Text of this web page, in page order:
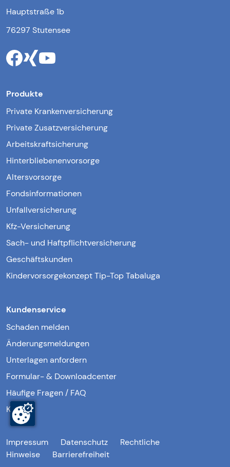
Hauptstraße 1b
76297 Stutensee
Produkte
Private Krankenversicherung
Private Zusatzversicherung
Arbeitskraftsicherung
Hinterbliebenenvorsorge
Altersvorsorge
Fondsinformationen
Unfallversicherung
Kfz-Versicherung
Sach- und Haftpflichtversicherung
Geschäftskunden
Kindervorsorgekonzept Tip-Top Tabaluga
Kundenservice
Schaden melden
Änderungsmeldungen
Unterlagen anfordern
Formular- & Downloadcenter
Häufige Fragen / FAQ
Kontakt
Impressum Datenschutz
Rechtliche
Hinweise
Barrierefreiheit